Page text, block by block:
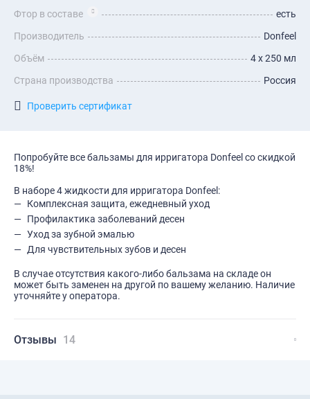
Фтор в составе
есть
Производитель
Donfeel
Объём
4 х 250 мл
Страна производства
Россия
Проверить сертификат
Попробуйте все бальзамы для ирригатора Donfeel со скидкой
18%!
В наборе 4 жидкости для ирригатора Donfeel:
Комплексная защита, ежедневный уход
Профилактика заболеваний десен
Уход за зубной эмалью
Для чувствительных зубов и десен
В случае отсутствия какого-либо бальзама на складе он
может быть заменен на другой по вашему желанию. Наличие
уточняйте у оператора.
Отзывы 14